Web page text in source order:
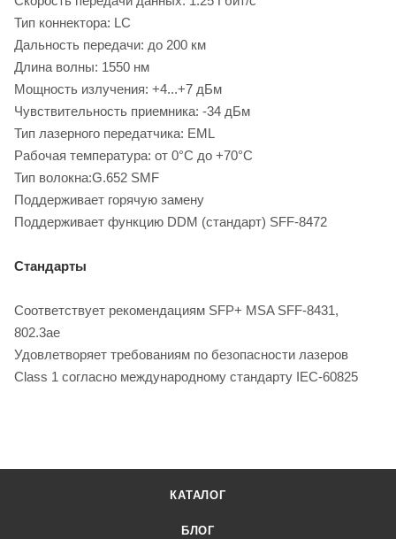
Тип коннектора: LC
Дальность передачи: до 200 км
Длина волны: 1550 нм
Мощность излучения: +4...+7 дБм
Чувствительность приемника: -34 дБм
Тип лазерного передатчика: EML
Рабочая температура: от 0°C до +70°C
Тип волокна:G.652 SMF
Поддерживает горячую замену
Поддерживает функцию DDM (стандарт) SFF-8472
Стандарты
Соответствует рекомендациям SFP+ MSA SFF-8431,
802.3ae
Удовлетворяет требованиям по безопасности лазеров
Class 1 согласно международному стандарту IEC-60825
КАТАЛОГ
БЛОГ